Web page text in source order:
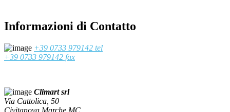
Informazioni di Contatto
+39 0733 979142 tel
+39 0733 979142 fax
Climart srl
Via Cattolica, 50
Civitanova Marche MC